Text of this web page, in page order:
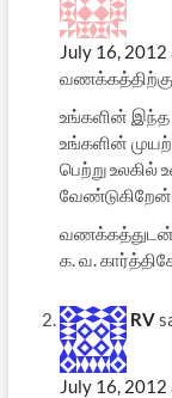
July 16,
உங்களின் இந்த
உங்களின்
பெற்று
க. வ.
RV
July 16,